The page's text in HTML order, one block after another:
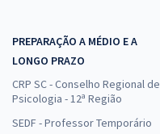
PREPARAÇÃO A MÉDIO E A
LONGO PRAZO
CRP SC - Conselho Regional de
Psicologia - 12ª Região
SEDF - Professor Temporário